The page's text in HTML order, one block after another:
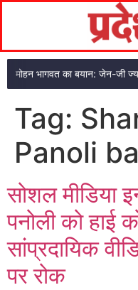
मोहन भागवत का बयान: जेन-जी
Tag:
Panoli
सोशल मीडिया
पनोली को हाई
सांप्रदायिक
पर रोक